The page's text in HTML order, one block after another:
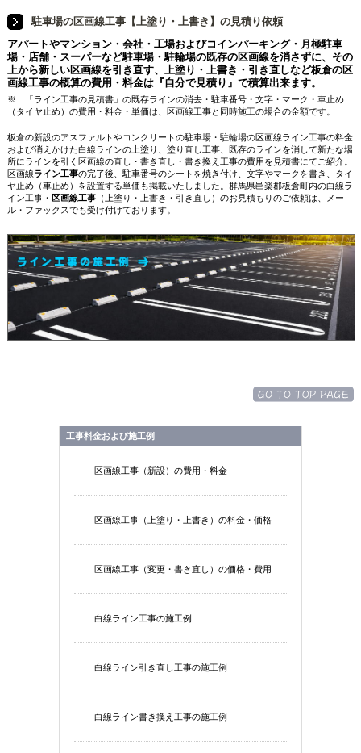
駐車場の区画線工事【上塗り・上書き】の見積り依頼
アパートやマンション・会社・工場およびコインパーキング・月極駐車
場・店舗・スーパーなど駐車場・駐輪場の既存の区画線を消さずに、その
上から新しい区画線を引き直す、上塗り・上書き・引き直しなど板倉の区
画線工事の概算の費用・料金は『自分で見積り』で積算出来ます。
※ 「ライン工事の見積書」の既存ラインの消去・駐車番号・文字・マーク・車止め
（タイヤ止め）の費用・料金・単価は、区画線工事と同時施工の場合の金額です。
板倉の新設のアスファルトやコンクリートの駐車場・駐輪場の区画線ライン工事の料金
および消えかけた白線ラインの上塗り、塗り直し工事、既存のラインを消して新たな場
所にラインを引く区画線の直し・書き直し・書き換え工事の費用を見積書にてご紹介。
区画線ライン工事の完了後、駐車番号のシートを焼き付け、文字やマークを書き、タイ
ヤ止め（車止め）を設置する単価も掲載いたしました。群馬県邑楽郡板倉町内の白線ラ
イン工事・ 区画線工事（上塗り・上書き・引き直し）のお見積もりのご依頼は、メー
ル・ファックスでも受け付けております。
工事料金および施工例
区画線工事（新設）の費用・料金
区画線工事（上塗り・上書き）の料金・価格
区画線工事（変更・書き直し）の価格・費用
白線ライン工事の施工例
白線ライン引き直し工事の施工例
白線ライン書き換え工事の施工例